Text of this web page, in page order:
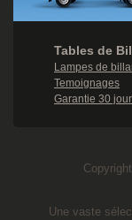
Tables de
Lampes de
Temoignages
Garantie 30
Une vaste